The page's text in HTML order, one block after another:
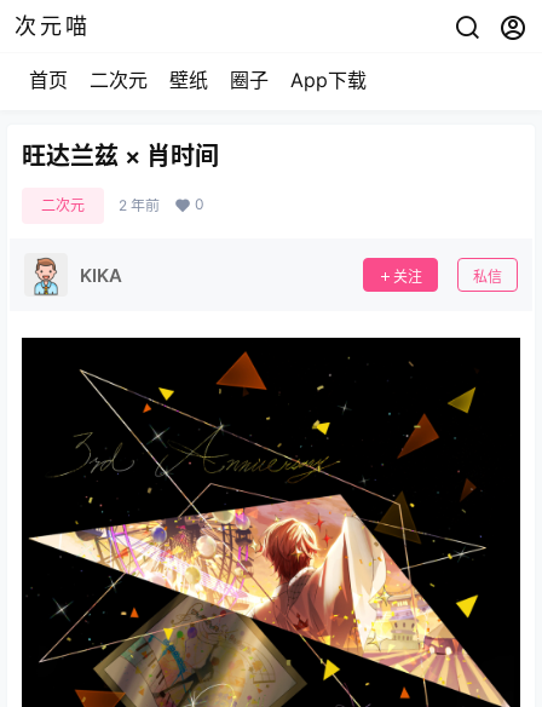
次元喵
首页 二次元 壁纸 圈子 App下载
旺达兰兹 × 肖时间
二次元 2 年前 0
KIKA 关注 私信